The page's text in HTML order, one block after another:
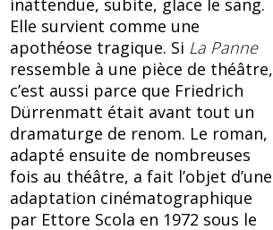
inattendue, subite, glace le sang.
Elle survient comme une
apothéose tragique. Si La Panne
ressemble à une pièce de théâtre,
c’est aussi parce que Friedrich
Dürrenmatt était avant tout un
dramaturge de renom. Le roman,
adapté ensuite de nombreuses
fois au théâtre, a fait l’objet d’une
adaptation cinématographique
par Ettore Scola en 1972 sous le